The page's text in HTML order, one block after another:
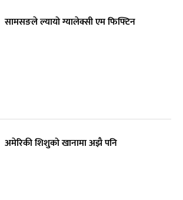
सामसङले ल्यायो ग्यालेक्सी एम फिफ्टिन
अमेरिकी शिशुको खानामा अझै पनि